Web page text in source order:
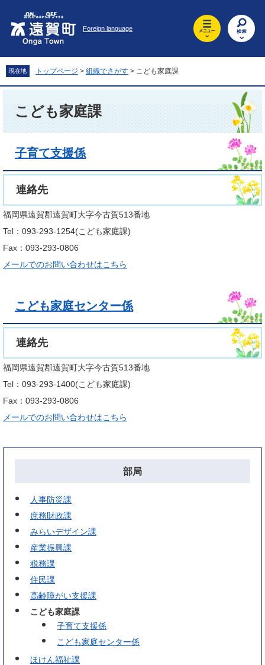
先
頭
を
飛
Foreign language
現在地 トップページ > 組織でさがす > こども家庭課
こども家庭課
子育て支援係
連絡先
福岡県遠賀郡遠賀町大字今古賀513番地
Tel：093-293-1254 こども家庭課
Fax：093-293-0806
メールでのお問い合わせはこちら
こども家庭センター係
連絡先
福岡県遠賀郡遠賀町大字今古賀513番地
Tel：093-293-1400 こども家庭課
Fax：093-293-0806
メールでのお問い合わせはこちら
部局
人事防災課
庶務財政課
みらいデザイン課
産業振興課
税務課
住民課
高齢障がい支援課
こども家庭課
子育て支援係
こども家庭センター係
ほけん福祉課